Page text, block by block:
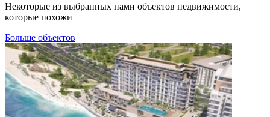
Некоторые из выбранных нами объектов недвижимости,
которые похожи
Больше объектов